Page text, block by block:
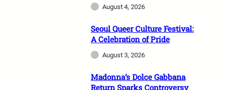
August 4, 2026
Seoul Queer Culture Festival:
A Celebration of Pride
August 3, 2026
Madonna’s Dolce Gabbana
Return Sparks Controversy